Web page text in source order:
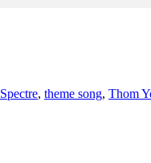
Spectre, theme song, Thom